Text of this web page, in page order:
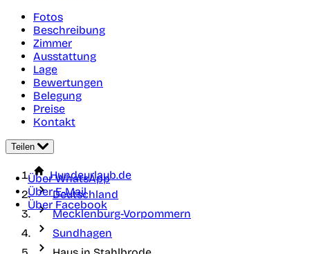
Fotos
Beschreibung
Zimmer
Ausstattung
Lage
Bewertungen
Belegung
Preise
Kontakt
Teilen
Über WhatsApp
Über E-Mail
Über Facebook
Hundeurlaub.de
Deutschland
Mecklenburg-Vorpommern
Sundhagen